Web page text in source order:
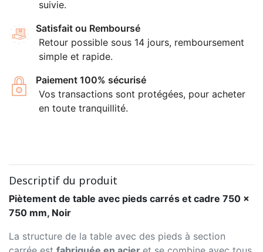
suivie.
Satisfait ou Remboursé
Retour possible sous 14 jours, remboursement
simple et rapide.
Paiement 100% sécurisé
Vos transactions sont protégées, pour acheter
en toute tranquillité.
Descriptif du produit
Piètement de table avec pieds carrés et cadre 750 x
750 mm, Noir
La structure de la table avec des pieds à section